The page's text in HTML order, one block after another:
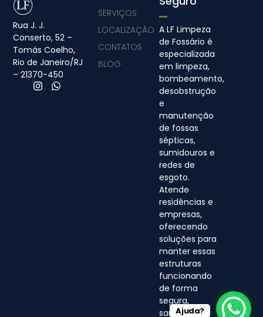
Rua J. J.
Conserto, 52 –
Tomás Coelho,
Rio de Janeiro/RJ
– 21370-450
A LF Limpeza
de Fossário é
especializada
em limpeza,
bombeamento,
desobstrução
e
manutenção
de fossas
sépticas,
sumidouros e
redes de
esgoto.
Atende
residências e
empresas,
oferecendo
soluções para
manter essas
estruturas
funcionando
de forma
segura,
sanitária e
SERVIÇOS
LOCALIZAÇÃO
CONTATOS
BLOG
Ajuda?